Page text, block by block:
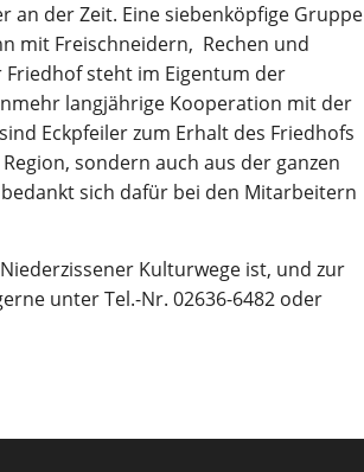
an der Zeit. Eine siebenköpfige Gruppe
mit Freischneidern, Rechen und
steht im Eigentum der
langjährige Kooperation mit der
Eckpfeiler zum Erhalt des Friedhofs
sondern auch aus der ganzen
sich dafür bei den Mitarbeitern
Kulturwege ist, und zur
unter Tel.-Nr. 02636-6482 oder